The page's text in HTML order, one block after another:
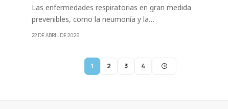
Las enfermedades respiratorias en gran medida
prevenibles, como la neumonía y la…
22 DE ABRIL DE 2026
1 2 3 4